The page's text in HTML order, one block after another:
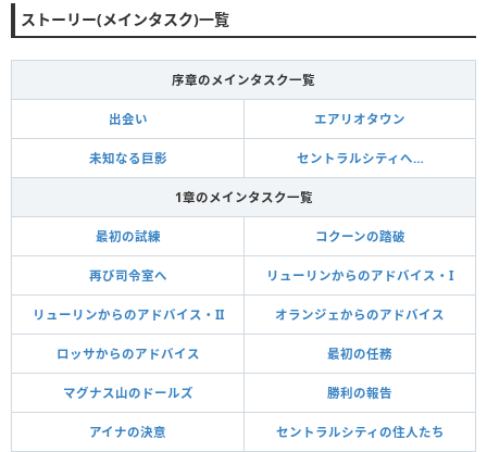
ストーリー(メインタスク)一覧
序章のメインタスク一覧
出会い エアリオタウン
未知なる巨影 セントラルシティへ…
1章のメインタスク一覧
最初の試練 コクーンの踏破
再び司令室へ リューリンからのアドバイス・I
リューリンからのアドバイス・II オランジェからのアドバイス
ロッサからのアドバイス 最初の任務
マグナス山のドールズ 勝利の報告
アイナの決意 セントラルシティの住人たち